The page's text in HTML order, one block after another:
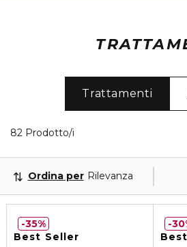
Trattamenti
82 Prodotto/i
Ordina per Rilevanza
Best Seller
35%